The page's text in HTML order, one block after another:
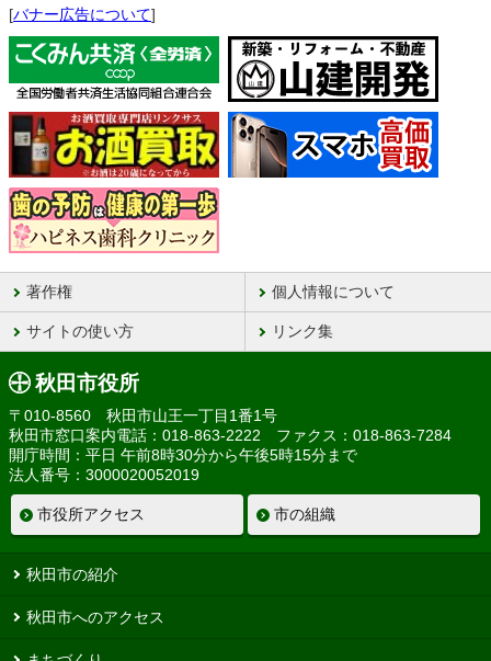
[バナー広告について]
著作権 個人情報について
サイトの使い方 リンク集
秋田市役所
〒010-8560 秋田市山王一丁目1番1号
秋田市窓口案内電話：018-863-2222 ファクス：018-863-7284
開庁時間：平日 午前8時30分から午後5時15分まで
法人番号：3000020052019
市役所アクセス 市の組織
秋田市の紹介
秋田市へのアクセス